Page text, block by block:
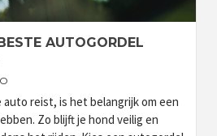
AUTOGORDEL
auto reist, is het belangrijk om een
Zo blijft je hond veilig en